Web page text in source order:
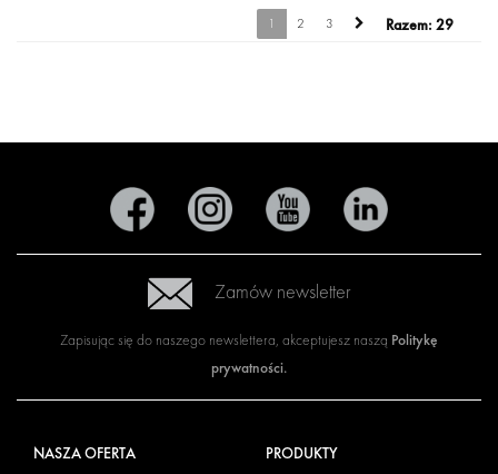
1 2 3 Razem: 29
Zamów newsletter
Zapisując się do naszego newslettera, akceptujesz naszą Politykę
prywatności.
NASZA OFERTA PRODUKTY